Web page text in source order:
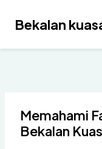
Bekalan
Memahami
Bekalan